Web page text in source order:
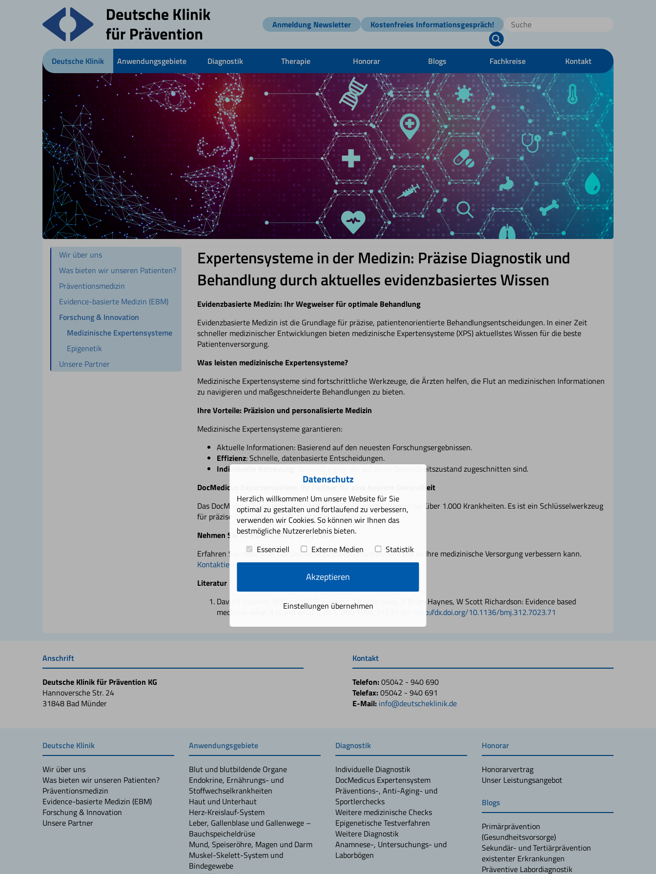
Anmeldung Newsletter Kostenfreies Informationsgespräch!
Deutsche Klinik Anwendungsgebiete Diagnostik Therapie Honorar Blogs Fachkreise Kontakt
Expertensysteme in der Medizin: Präzise Diagnostik und
Behandlung durch aktuelles evidenzbasiertes Wissen
Evidenzbasierte Medizin: Ihr Wegweiser für optimale Behandlung
Evidenzbasierte Medizin ist die Grundlage für präzise, patientenorientierte Behandlungsentscheidungen. In einer Zeit
schneller medizinischer Entwicklungen bieten medizinische Expertensysteme (XPS) aktuellstes Wissen für die beste
Patientenversorgung.
Was leisten medizinische Expertensysteme?
Medizinische Expertensysteme sind fortschrittliche Werkzeuge, die Ärzten helfen, die Flut an medizinischen Informationen
zu navigieren und maßgeschneiderte Behandlungen zu bieten.
Ihre Vorteile: Präzision und personalisierte Medizin
Medizinische Expertensysteme garantieren:
Aktuelle Informationen: Basierend auf den neuesten Forschungsergebnissen.
Effizienz: Schnelle, datenbasierte Entscheidungen.
Individuelle Betreuung
: Behandlungen, die auf Ihren Gesundheitszustand zugeschnitten sind.
DocMedicus Expertensystem: Ihr Partner für eine bessere Gesundheit
Das DocMedicus Expertensystem bietet evidenzbasiertes Wissen für über 1.000 Krankheiten. Es ist ein Schlüsselwerkzeug
für präzise Diagnosen und effiziente Behandlungen.
Nehmen Sie Ihre Gesundheit in die Hand
Erfahren Sie mehr über das DocMedicus Expertensystem und wie es Ihre medizinische Versorgung verbessern kann.
Kontaktieren Sie unsfür detaillierte Informationen!
Literatur
David L Sackett, William M C Rosenberg, J A Muir Gray, R Brian Haynes, W Scott Richardson: Evidence based
medicine: what it is and what it isn't. BMJ 1996;312:71
doi: http://dx.doi.org/10.1136/bmj.312.7023.71
Wir über uns
Was bieten wir unseren Patienten?
Präventionsmedizin
Evidence-basierte Medizin (EBM)
Forschung & Innovation
Medizinische Expertensysteme
Epigenetik
Unsere Partner
Anschrift
Deutsche Klinik für Prävention KG
Hannoversche Str. 24
31848 Bad Münder
Kontakt
Telefon:05042 - 940 690
Telefax:05042 - 940 691
E-Mail: info@deutscheklinik.de
Deutsche Klinik
Wir über uns
Was bieten wir unseren Patienten?
Präventionsmedizin
Evidence-basierte Medizin (EBM)
Forschung & Innovation
Unsere Partner
Anwendungsgebiete
Blut und blutbildende Organe
Endokrine, Ernährungs- und
Stoffwechselkrankheiten
Haut und Unterhaut
Herz-Kreislauf-System
Leber, Gallenblase und Gallenwege –
Bauchspeicheldrüse
Mund, Speiseröhre, Magen und Darm
Muskel-Skelett-System und
Bindegewebe
Diagnostik
Individuelle Diagnostik
DocMedicus Expertensystem
Präventions-, Anti-Aging- und
Sportlerchecks
Weitere medizinische Checks
Epigenetische Testverfahren
Weitere Diagnostik
Anamnese-, Untersuchungs- und
Laborbögen
Honorar
Honorarvertrag
Unser Leistungsangebot
Blogs
Primärprävention
(Gesundheitsvorsorge)
Sekundär- und Tertiärprävention
existenter Erkrankungen
Präventive Labordiagnostik
Datenschutz
Herzlich willkommen! Um unsere Website für Sie
optimal zu gestalten und fortlaufend zu verbessern,
verwenden wir Cookies. So können wir Ihnen das
bestmögliche Nutzererlebnis bieten.
Essenziell
Externe Medien Statistik
Akzeptieren
Einstellungen übernehmen